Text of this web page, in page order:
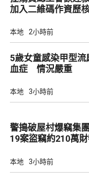
加入二維碼作資歷
本地 2小時前
5歲女童感染甲型流
血症 情況嚴重
本地 3小時前
警搗破屋村爆竊集團
19案盜竊約210萬
本地 3小時前